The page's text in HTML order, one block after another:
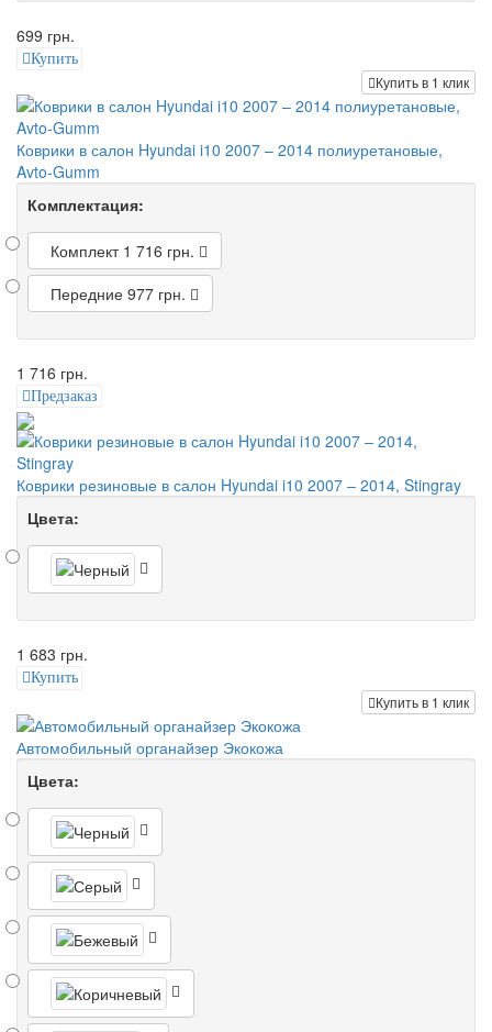
699 грн.
Купить
Купить в 1 клик
Коврики в салон Hyundai i10 2007 – 2014 полиуретановые,
Avto-Gumm
Комплектация:
Комплект 1 716 грн.
Передние 977 грн.
1 716 грн.
Предзаказ
Коврики резиновые в салон Hyundai i10 2007 – 2014, Stingray
Цвета:
1 683 грн.
Купить
Купить в 1 клик
Автомобильный органайзер Экокожа
Цвета: